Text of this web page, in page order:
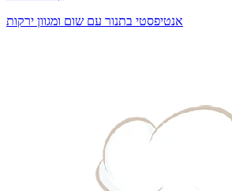
אנטיפסטי בתנור עם שום ומגוון ירקות